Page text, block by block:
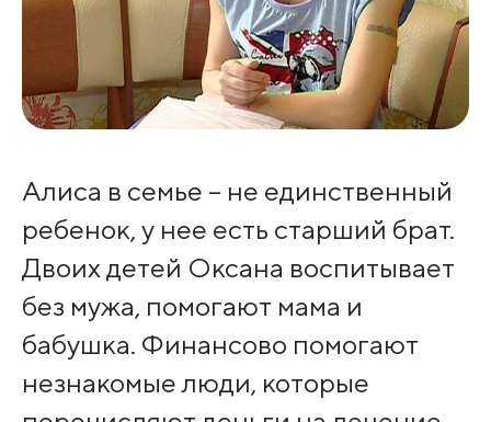
Алиса в семье – не единственный
ребенок, у нее есть старший брат.
Двоих детей Оксана воспитывает
без мужа, помогают мама и
бабушка. Финансово помогают
незнакомые люди, которые